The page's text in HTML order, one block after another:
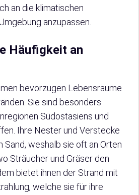
an die klimatischen
anzupassen.
Häufigkeit an
bevorzugen Lebensräume
Sie sind besonders
Südostasiens und
Ihre Nester und Verstecke
Sand, weshalb sie oft an Orten
Sträucher und Gräser den
bietet ihnen der Strand mit
welche sie für ihre